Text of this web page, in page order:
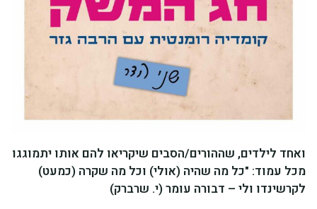
ואחד לילדים, שההורים/הסבים שיקריאו להם אותו יתמוגגו
מכל עמוד: "כל מה שהיה (אולי) וכל מה שקרה (כמעט)
לקרשינדו ולי – דבורה עומר(י. שרברק)